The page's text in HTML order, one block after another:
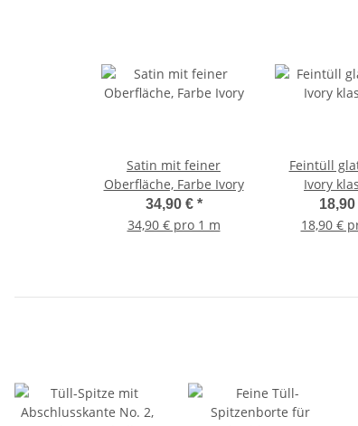
Satin mit feiner
Oberfläche, Farbe Ivory
34,90 € *
34,90 € pro 1 m
Feintüll
Ivory
18,90
18,90 €